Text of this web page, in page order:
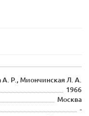
А. Р., Миончинская Л. А.
1966
Москва
-